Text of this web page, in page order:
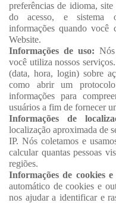
preferências de idioma,
do acesso, e sistema
informações quando você
Website.
Informações de uso:
você utiliza nossos
(data, hora, login) sobre
como abrir um
informações para
usuários a fim de fornecer
Informações de
localização aproximada de
IP. Nós coletamos e
calcular quantas pessoas
regiões.
Informações de cookies
automático de cookies e
nos ajudar a identificar e